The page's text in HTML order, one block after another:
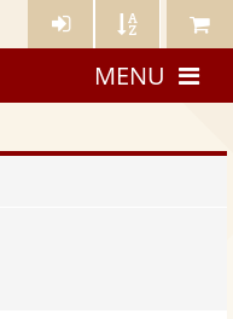
Künstler- Künstler Meine
MENU